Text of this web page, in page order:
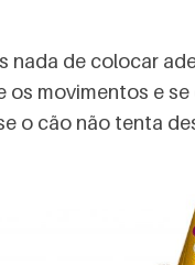
nada de colocar
movimentos e
o cão não tenta